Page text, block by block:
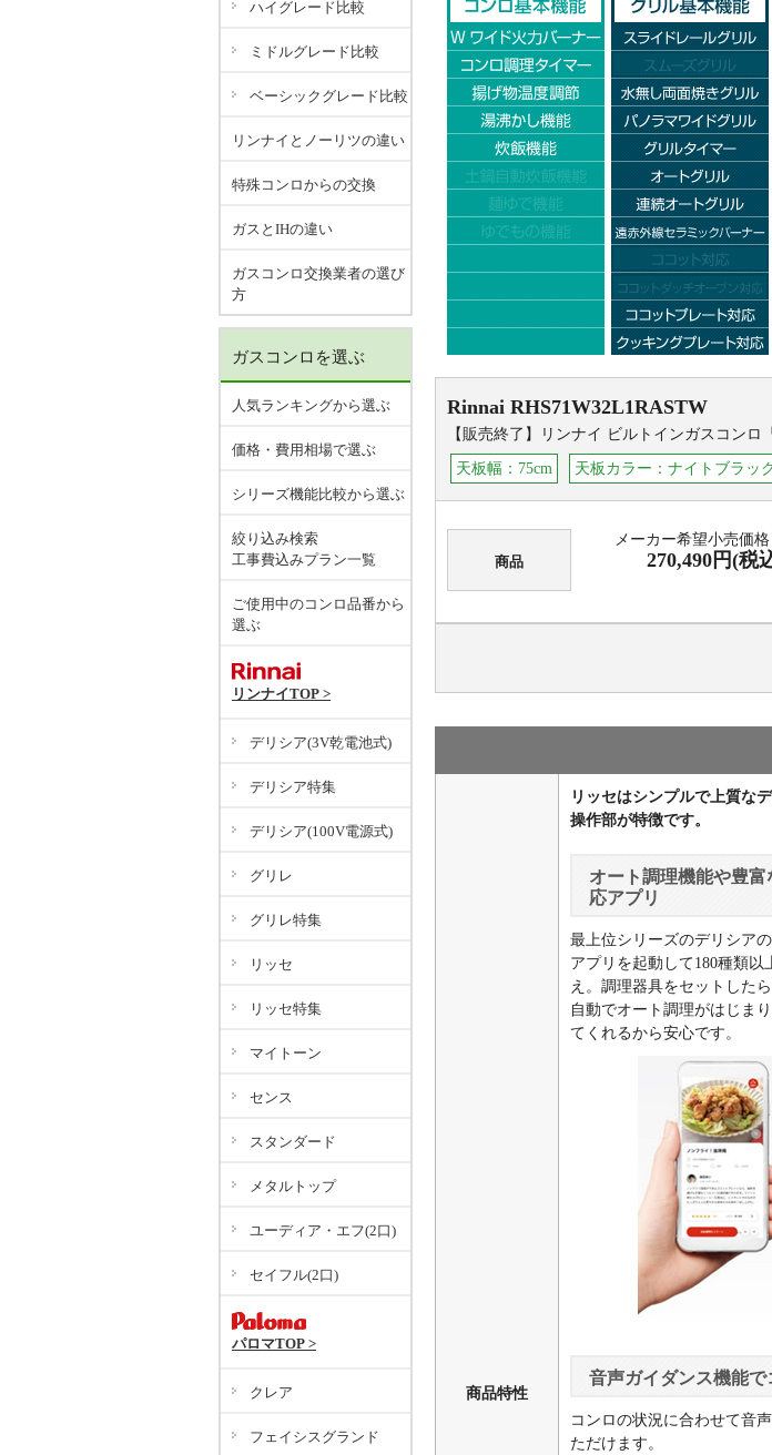
Rinnai RHS71W32L1RASTW
【販売終了】リンナイ ビルトインガスコンロ
天板幅：75cm 天板カラー：ナイトブラッ
商品
メーカー希望小売価格
270,490円(税
商品特性
リッセはシンプルで上質な
操作部が特徴です。
オート調理機能や豊
応アプリ
最上位シリーズのデリシア
アプリを起動して180種類
え。調理器具をセットした
自動でオート調理がはじま
てくれるから安心です。
音声ガイダンス機能で
コンロの状況に合わせて音
ただけます。
ハイグレード比較
ミドルグレード比較
ベーシックグレード比較
リンナイとノーリツの違い
特殊コンロからの交換
ガスとIHの違い
ガスコンロ交換業者の選び
方
ガスコンロを選ぶ
人気ランキングから選ぶ
価格・費用相場で選ぶ
シリーズ機能比較から選ぶ
絞り込み検索
工事費込みプラン一覧
ご使用中のコンロ品番から
選ぶ
リンナイTOP >
デリシア(3V乾電池式)
デリシア特集
デリシア(100V電源式)
グリレ
グリレ特集
リッセ
リッセ特集
マイトーン
センス
スタンダード
メタルトップ
ユーディア・エフ(2口)
セイフル(2口)
パロマTOP >
クレア
フェイシスグランド